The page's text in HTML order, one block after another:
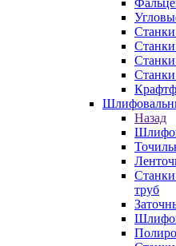
Станки
Станки
Станки
Станки
Назад
труб